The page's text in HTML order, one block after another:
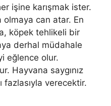
işine karışmak ister.
olmaya can atar. En
köpek tehlikeli bir
derhal müdahale
eğlence olur.
Hayvana saygınız
fazlasıyla verecektir.